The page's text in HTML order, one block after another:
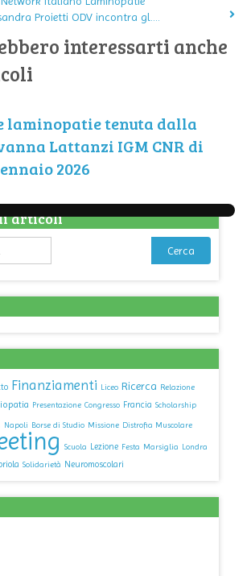
Proietti ODV incontra gl....
interessarti anche
laminopatie tenuta dalla
Lattanzi IGM CNR di
2026
articoli
Cerca
Finanziamenti Liceo Ricerca Relazione
Presentazione Congresso Francia Scholarship
Napoli Borse di Studio Missione Distrofia Muscolare
Scuola Lezione Festa Marsiglia Londra
Solidarietà Neuromoscolari